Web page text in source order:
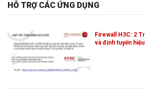
HỖ TRỢ CÁC ỨNG DỤNG
Firewall H3C: 2
và định tuyến